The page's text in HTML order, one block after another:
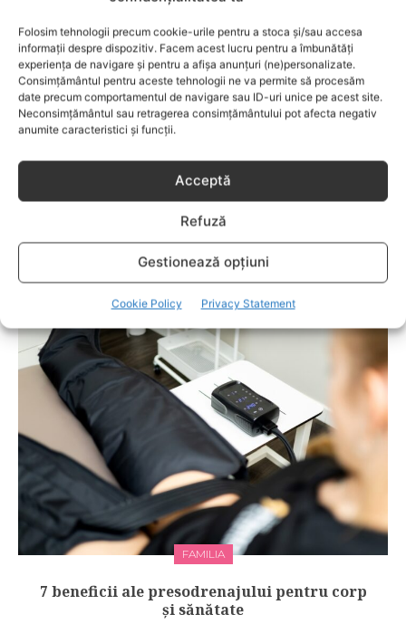
Folosim tehnologii precum cookie-urile pentru a stoca și/sau accesa
informații despre dispozitiv. Facem acest lucru pentru a îmbunătăți
experiența de navigare și pentru a afișa anunțuri (ne)personalizate.
Consimțământul pentru aceste tehnologii ne va permite să procesăm
date precum comportamentul de navigare sau ID-uri unice pe acest site.
Neconsimțământul sau retragerea consimțământului pot afecta negativ
anumite caracteristici și funcții.
Acceptă
Refuză
Gestionează opțiuni
Cookie Policy Privacy Statement
îți oferă și cum le folosești corect?
LIFESTYLE
potrivite
FAMILIA
7 beneficii ale presodrenajului pentru corp
și sănătate